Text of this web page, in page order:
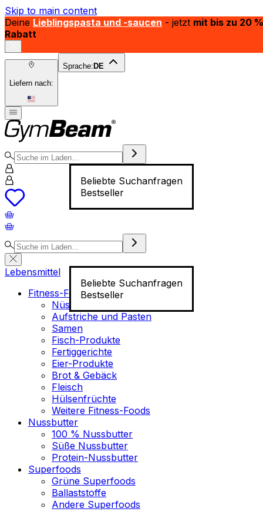
Skip to main content
Deine Lieblingspasta und -saucen - jetzt mit bis zu 20 %
Rabatt
Liefern nach:
Sprache: DE
Beliebte Suchanfragen
Bestseller
Beliebte Suchanfragen
Bestseller
Lebensmittel
Fitness-Food
Nüsse
Aufstriche und Pasten
Samen
Fisch-Produkte
Fertiggerichte
Eier-Produkte
Brot & Gebäck
Fleisch
Hülsenfrüchte
Weitere Fitness-Foods
Nussbutter
100 % Nussbutter
Süße Nussbutter
Protein-Nussbutter
Superfoods
Grüne Superfoods
Ballaststoffe
Andere Superfoods